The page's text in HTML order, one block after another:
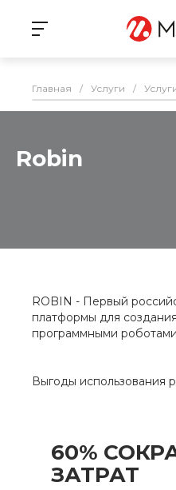
Главная / Услуги /
Robin
ROBIN - Первый
платформы для
программными
Выгоды использования
60%
ЗАТРАТ